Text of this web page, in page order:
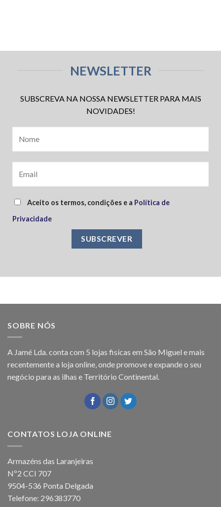
NEWSLETTER
SUBSCREVA NA NOSSA NEWSLETTER PARA MAIS
NOVIDADES!
Aceito os termos, condições e a Política de
Privacidade
SOBRE NÓS
A Jamé Lda. conta com 5 lojas fisícas em São Miguel e mais
recentemente a loja online, onde promove e expande o seu
negócio para as ilhas e Território Continental.
CONTATOS LOJA ONLINE
Armazéns das Laranjeiras
Nº2 CCI 707
9504-536 Ponta Delgada
Telefone: 296383770